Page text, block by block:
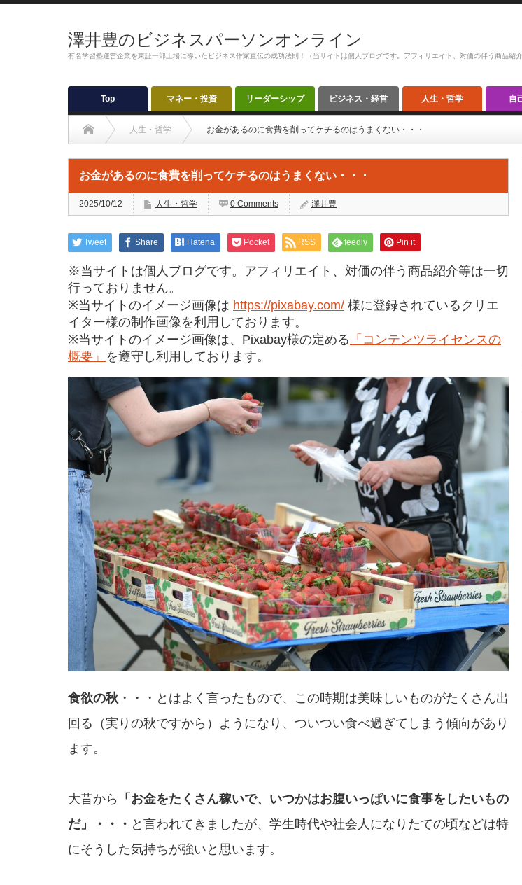
澤井豊のビジネスパーソンオンライン
有名学習塾運営企業を東証一部上場に導いたビジネス作家直伝の成功法則！（当サイトは個人ブログです。アフィリエイト、対価の伴う商品紹
Top マネー・投資 リーダーシップ ビジネス・経営 人生・哲学 自
人生・哲学 お金があるのに食費を削ってケチるのはうまくない・・・
お金があるのに食費を削ってケチるのはうまくない・・・
2025/10/12 人生・哲学 0 Comments 澤井豊
Tweet Share Hatena Pocket RSS feedly Pin it
※当サイトは個人ブログです。アフィリエイト、対価の伴う商品紹介等は一切
行っておりません。
※当サイトのイメージ画像は https://pixabay.com/ 様に登録されているクリエ
イター様の制作画像を利用しております。
※当サイトのイメージ画像は、Pixabay様の定める 「コンテンツライセンスの
概要」 を遵守し利用しております。
食欲の秋 ・・・とはよく言ったもので、この時期は美味しいものがたくさん出
回る（実りの秋ですから）ようになり、ついつい食べ過ぎてしまう傾向があり
ます。
大昔から 「お金をたくさん稼いで、いつかはお腹いっぱいに食事をしたいもの
だ」・・・ と言われてきましたが、学生時代や社会人になりたての頃などは特
にそうした気持ちが強いと思います。